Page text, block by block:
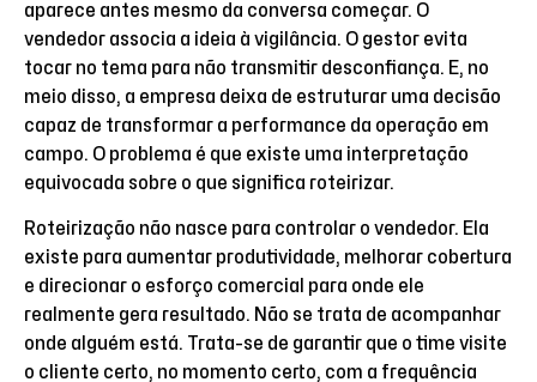
aparece antes mesmo da conversa começar. O
vendedor associa a ideia à vigilância. O gestor evita
tocar no tema para não transmitir desconfiança. E, no
meio disso, a empresa deixa de estruturar uma decisão
capaz de transformar a performance da operação em
campo. O problema é que existe uma interpretação
equivocada sobre o que significa roteirizar.
Roteirização não nasce para controlar o vendedor. Ela
existe para aumentar produtividade, melhorar cobertura
e direcionar o esforço comercial para onde ele
realmente gera resultado. Não se trata de acompanhar
onde alguém está. Trata-se de garantir que o time visite
o cliente certo, no momento certo, com a frequência